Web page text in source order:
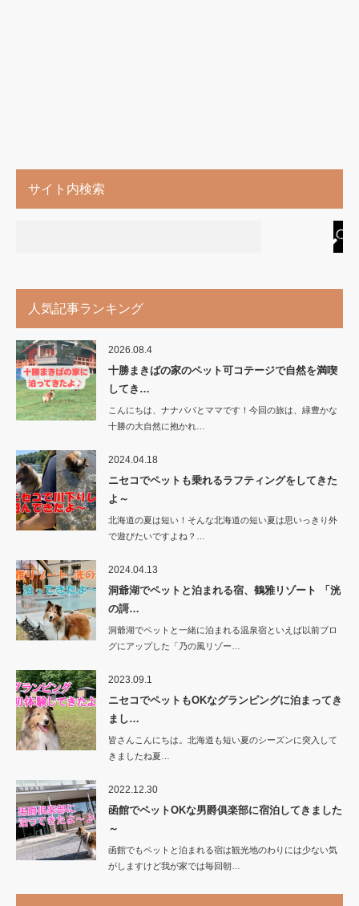
サイト内検索
人気記事ランキング
2026.08.4
十勝まきばの家のペット可コテージで自然を満喫
してき…
こんにちは、ナナパパとママです！今回の旅は、緑豊かな
十勝の大自然に抱かれ…
2024.04.18
ニセコでペットも乗れるラフティングをしてきた
よ～
北海道の夏は短い！そんな北海道の短い夏は思いっきり外
で遊びたいですよね？…
2024.04.13
洞爺湖でペットと泊まれる宿、鶴雅リゾート 「洸
の謌…
洞爺湖でペットと一緒に泊まれる温泉宿といえば以前ブロ
グにアップした「乃の風リゾー…
2023.09.1
ニセコでペットもOKなグランピングに泊まってき
まし…
皆さんこんにちは。北海道も短い夏のシーズンに突入して
きましたね夏…
2022.12.30
函館でペットOKな男爵俱楽部に宿泊してきました
～
函館でもペットと泊まれる宿は観光地のわりには少ない気
がしますけど我が家では毎回朝…